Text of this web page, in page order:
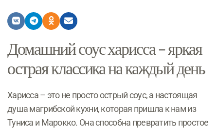
Домашний соус харисса – яркая
острая классика на каждый день
Харисса – это не просто острый соус, а настоящая
душа магрибской кухни, которая пришла к нам из
Туниса и Марокко. Она способна превратить простое